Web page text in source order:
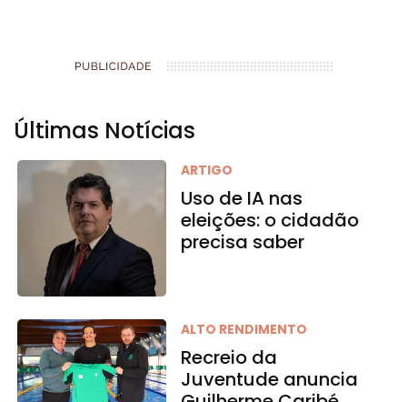
Últimas Notícias
ARTIGO
Uso de IA nas
eleições: o cidadão
precisa saber
ALTO RENDIMENTO
Recreio da
Juventude anuncia